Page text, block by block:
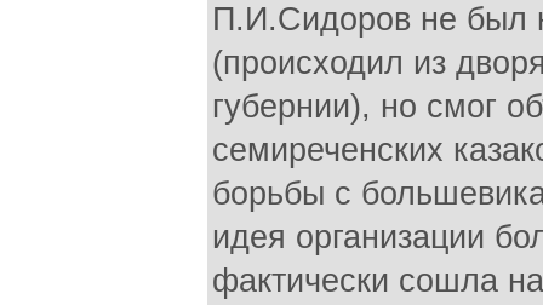
П.И.Сидоров не был
(происходил из
губернии), но смог
семиреченских
борьбы с
идея организации
фактически сошла